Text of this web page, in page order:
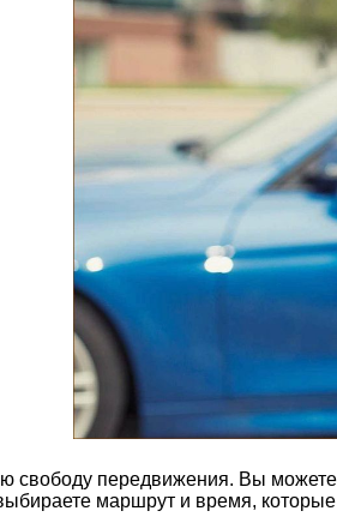
свободу передвижения. Вы
маршрут и время,